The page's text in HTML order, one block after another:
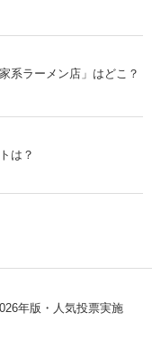
系ラーメン店」はどこ？
は？
年版・人気投票実施